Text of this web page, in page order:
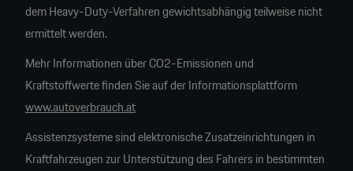
dem Heavy-Duty-Verfahren gewichtsabhängig teilweise nicht
ermittelt werden.
Mehr Informationen über CO2-Emissionen und
Kraftstoffwerte finden Sie auf der Informationsplattform
www.autoverbrauch.at
Assistenzsysteme sind elektronische Zusatzeinrichtungen in
Kraftfahrzeugen zur Unterstützung des Fahrers in bestimmten